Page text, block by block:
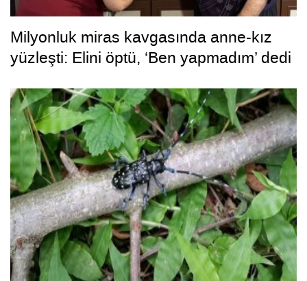
Milyonluk miras kavgasında anne-kız
yüzleşti: Elini öptü, ‘Ben yapmadım’ dedi